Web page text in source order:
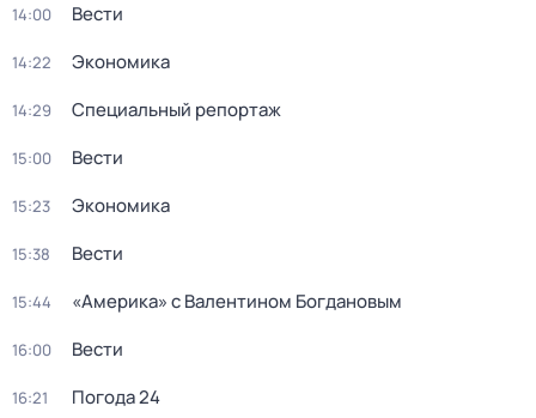
14:00 Вести
14:22 Экономика
14:29 Специальный репортаж
15:00 Вести
15:23 Экономика
15:38 Вести
15:44 «Америка» с Валентином Богдановым
16:00 Вести
16:21 Погода 24